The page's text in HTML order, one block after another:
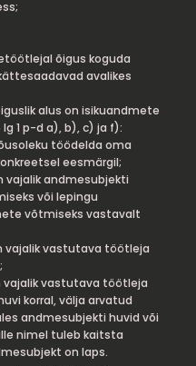
õigus koguda
avalikes
alus on isikuandmete
1 p-d a), b), c) ja f):
töödelda oma
eesmärgil;
andmesubjekti
või lepingu
võtmiseks vastavalt
vastutava töötleja
vastutava töötleja
korral, välja arvatud
andmesubjekti huvid või
nimel tuleb kaitsta
on laps.